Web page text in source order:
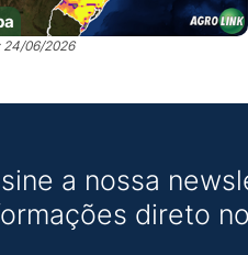
24/06/2026
a nossa
direto